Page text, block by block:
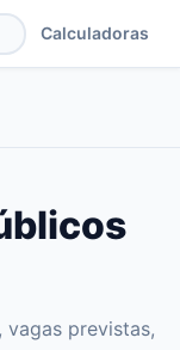
Calculadoras
previstas,